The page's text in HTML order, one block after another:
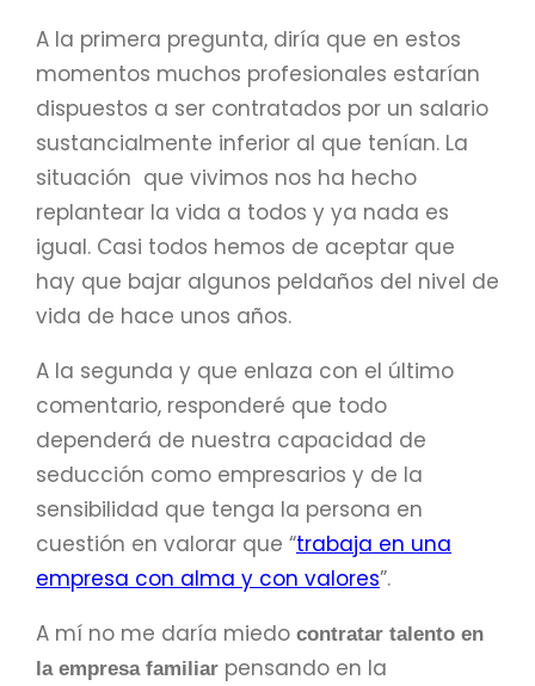
A la primera pregunta, diría que en estos
momentos muchos profesionales estarían
dispuestos a ser contratados por un salario
sustancialmente inferior al que tenían. La
situación que vivimos nos ha hecho
replantear la vida a todos y ya nada es
igual. Casi todos hemos de aceptar que
hay que bajar algunos peldaños del nivel de
vida de hace unos años.
A la segunda y que enlaza con el último
comentario, responderé que todo
dependerá de nuestra capacidad de
seducción como empresarios y de la
sensibilidad que tenga la persona en
cuestión en valorar que “trabaja en una
empresa con alma y con valores”.
A mí no me daría miedo contratar talento en
la empresa familiar pensando en la